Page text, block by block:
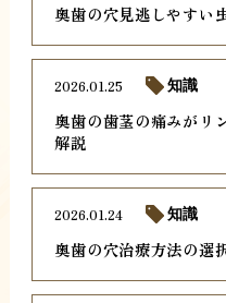
奥歯の穴見逃しやすい
奥歯の歯茎の痛みがリ
解説
2026.01.25 知識
奥歯の穴治療方法の選
2026.01.24 知識